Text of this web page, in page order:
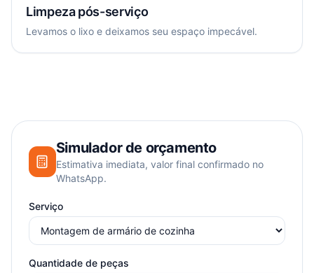
Limpeza pós-serviço
Levamos o lixo e deixamos seu espaço impecável.
Simulador de orçamento
Estimativa imediata, valor final confirmado no
WhatsApp.
Serviço
Quantidade de peças